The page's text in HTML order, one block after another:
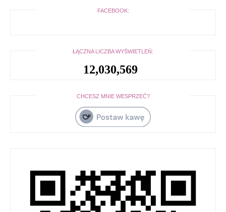
FACEBOOK:
ŁĄCZNA LICZBA WYŚWIETLEŃ:
12,030,569
CHCESZ MNIE WESPRZEĆ?